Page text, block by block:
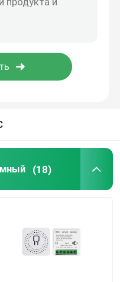
дверной звонок
(18)